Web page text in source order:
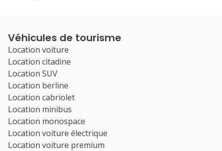
Véhicules de tourisme
Location voiture
Location citadine
Location SUV
Location berline
Location cabriolet
Location minibus
Location monospace
Location voiture électrique
Location voiture premium